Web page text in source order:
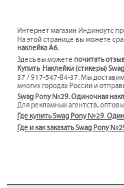
Интернет магазин Индиноутс
На этой странице вы можете
наклейка А6.
Здесь вы можете почитать
Купить Наклейки (стикеры)
37 / 917-547-84-37. Мы
многих городах России и
Swag Pony №29. Одиночная
Для рекламных агентств,
Где купить Swag Pony №29.
Где и как заказать Swag Pony